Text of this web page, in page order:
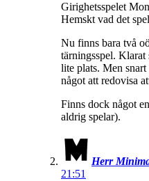
Girighetsspelet
Hemskt vad det
Nu finns bara två
tärningsspel. Klarat
lite plats. Men
något att redovisa
Finns dock något
aldrig spelar).
Herr
21:51